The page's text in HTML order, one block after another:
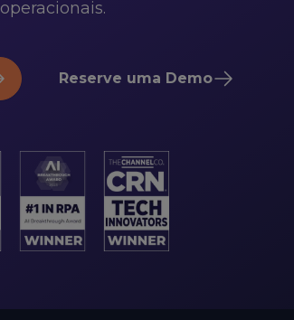
operacionais.
Reserve uma Demo